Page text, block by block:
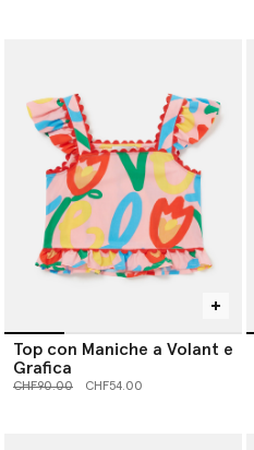
Top con Maniche a Volant e
Grafica
Prezzo ridotto da
CHF90.00a CHF54.00